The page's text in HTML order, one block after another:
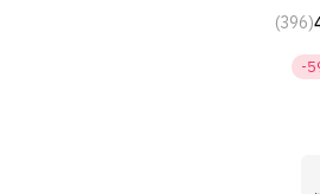
(396)
-